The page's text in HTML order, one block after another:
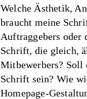
Welche Ästhetik,
braucht meine
Auftraggebers oder
Schrift, die gleich,
Mitbewerbers? Soll
Schrift sein? Wie
Homepage-